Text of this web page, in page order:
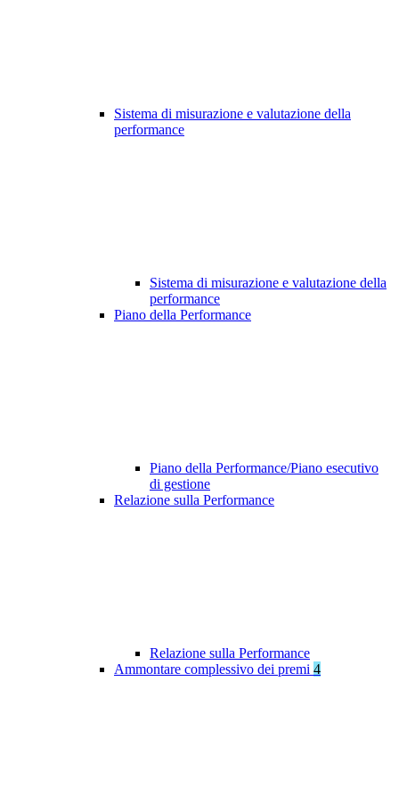
Sistema di misurazione e valutazione della
performance
Sistema di misurazione e valutazione della
performance
Piano della Performance
Piano della Performance/Piano esecutivo
di gestione
Relazione sulla Performance
Relazione sulla Performance
Ammontare complessivo dei premi 4